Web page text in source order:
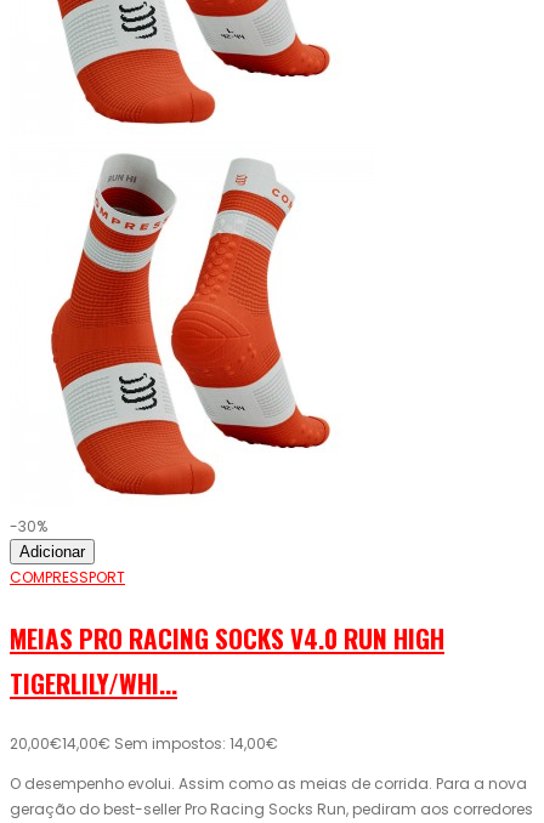
-30%
Adicionar
COMPRESSPORT
MEIAS PRO RACING SOCKS V4.0 RUN HIGH
TIGERLILY/WHI...
20,00€14,00€ Sem impostos: 14,00€
O desempenho evolui. Assim como as meias de corrida. Para a nova
geração do best-seller Pro Racing Socks Run, pediram aos corredores